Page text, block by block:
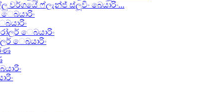
වර්ගයේ ෆ්ලැන්ජ් ස්ලූවිං බෙයාරිං...
ෙබයාරිං